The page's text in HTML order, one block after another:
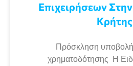
Επιχειρήσεων
Κρήτης
Πρόσκληση
χρηματοδότησης Η